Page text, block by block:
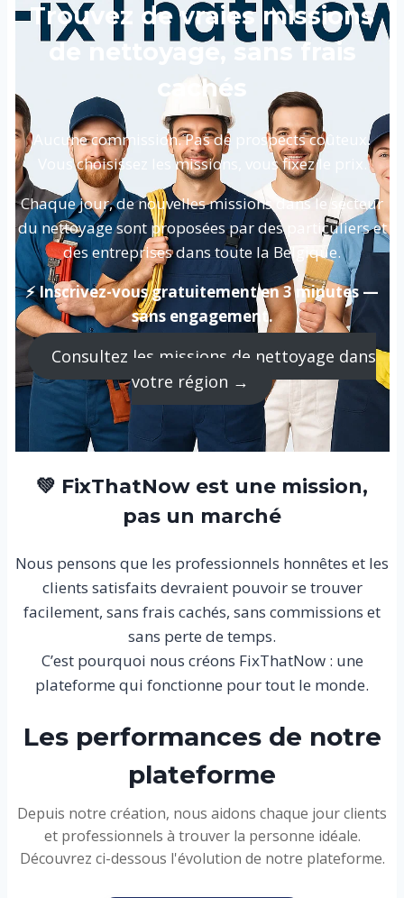
Trouvez de vraies missions
de nettoyage, sans frais
cachés
Aucune commission. Pas de prospects coûteux.
Vous choisissez les missions, vous fixez le prix.
Chaque jour, de nouvelles missions dans le secteur
du nettoyage sont proposées par des particuliers et
des entreprises dans toute la Belgique.
⚡ Inscrivez-vous gratuitement en 3 minutes —
sans engagement.
Consultez les missions de nettoyage dans
votre région →
💚 FixThatNow est une mission,
pas un marché
Nous pensons que les professionnels honnêtes et les
clients satisfaits devraient pouvoir se trouver
facilement, sans frais cachés, sans commissions et
sans perte de temps.
C’est pourquoi nous créons FixThatNow : une
plateforme qui fonctionne pour tout le monde.
Les performances de notre
plateforme
Depuis notre création, nous aidons chaque jour clients
et professionnels à trouver la personne idéale.
Découvrez ci-dessous l'évolution de notre plateforme.